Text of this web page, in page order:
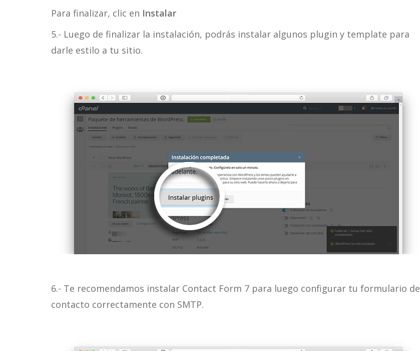
Para finalizar, clic en Instalar
5.- Luego de finalizar la instalación, podrás instalar algunos plugin y template para
darle estilo a tu sitio.
6.- Te recomendamos instalar Contact Form 7 para luego configurar tu formulario de
contacto correctamente con SMTP.